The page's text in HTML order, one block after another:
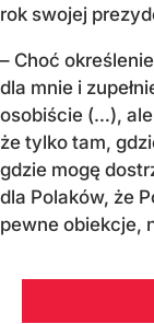
rok swojej
– Choć
dla mnie i
osobiście (…),
że tylko tam,
gdzie mogę
dla Polaków, że
pewne obiekcje,